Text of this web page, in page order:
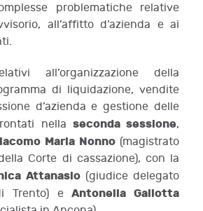
problematiche relative
all’affitto d’azienda e ai
all’organizzazione della
di liquidazione, vendite
d’azienda e gestione delle
nella seconda sessione,
Maria Nonno (magistrato
Corte di cassazione), con la
Attanasio(giudice delegato
Trento) eAntonella Gallotta